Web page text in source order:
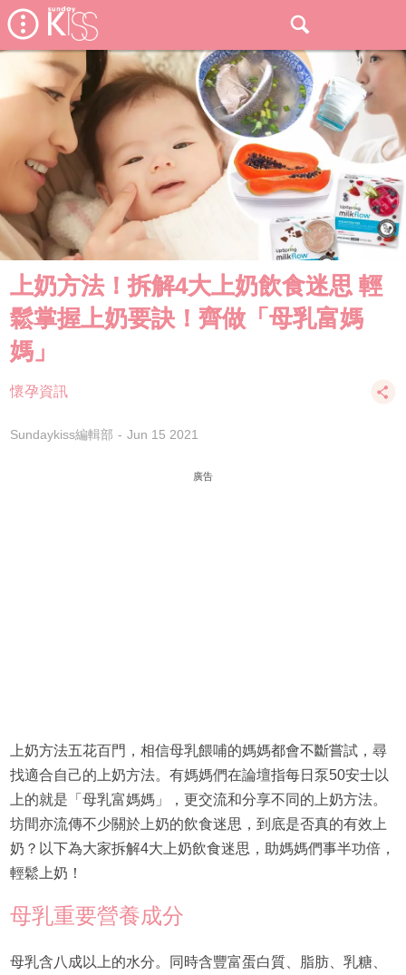
上奶方法！拆解4大上奶飲食迷思 輕
鬆掌握上奶要訣！齊做「母乳富媽
媽」
懷孕資訊
Sundaykiss編輯部 Jun 15 2021
廣告
上奶方法五花百門，相信母乳餵哺的媽媽都會不斷嘗試，尋
找適合自己的上奶方法。有媽媽們在論壇指每日泵50安士以
上的就是「母乳富媽媽」，更交流和分享不同的上奶方法。
坊間亦流傳不少關於上奶的飲食迷思，到底是否真的有效上
奶？以下為大家拆解4大上奶飲食迷思，助媽媽們事半功倍，
輕鬆上奶！
母乳重要營養成分
母乳含八成以上的水分。同時含豐富蛋白質、脂肪、乳糖、